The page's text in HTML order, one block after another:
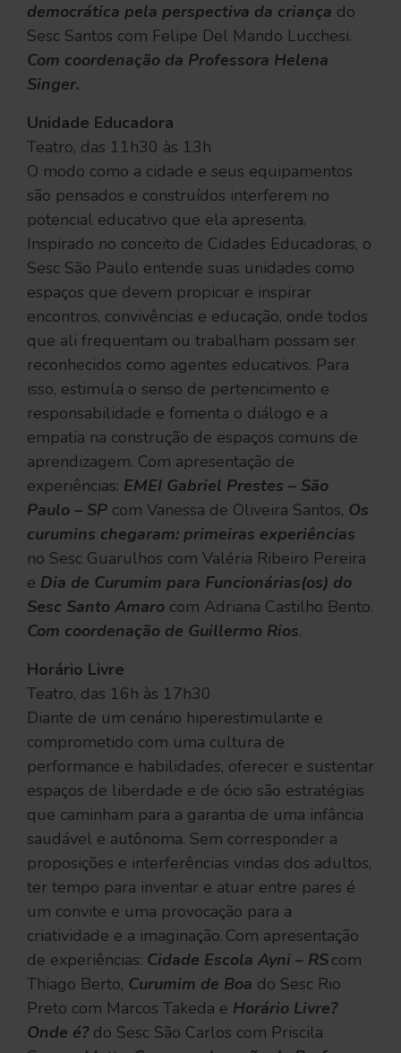
democrática pela perspectiva da criança do
Sesc Santos com Felipe Del Mando Lucchesi.
Com coordenação da Professora Helena
Singer.
Unidade Educadora
Teatro, das 11h30 às 13h
O modo como a cidade e seus equipamentos
são pensados e construídos interferem no
potencial educativo que ela apresenta.
Inspirado no conceito de Cidades Educadoras, o
Sesc São Paulo entende suas unidades como
espaços que devem propiciar e inspirar
encontros, convivências e educação, onde todos
que ali frequentam ou trabalham possam ser
reconhecidos como agentes educativos. Para
isso, estimula o senso de pertencimento e
responsabilidade e fomenta o diálogo e a
empatia na construção de espaços comuns de
aprendizagem. Com apresentação de
experiências: EMEI Gabriel Prestes – São
Paulo – SP com Vanessa de Oliveira Santos, Os
curumins chegaram: primeiras experiências
no Sesc Guarulhos com Valéria Ribeiro Pereira
e Dia de Curumim para Funcionárias(os) do
Sesc Santo Amaro com Adriana Castilho Bento.
Com coordenação de Guillermo Rios.
Horário Livre
Teatro, das 16h às 17h30
Diante de um cenário hiperestimulante e
comprometido com uma cultura de
performance e habilidades, oferecer e sustentar
espaços de liberdade e de ócio são estratégias
que caminham para a garantia de uma infância
saudável e autônoma. Sem corresponder a
proposições e interferências vindas dos adultos,
ter tempo para inventar e atuar entre pares é
um convite e uma provocação para a
criatividade e a imaginação. Com apresentação
de experiências: Cidade Escola Ayni – RScom
Thiago Berto, Curumim de Boa do Sesc Rio
Preto com Marcos Takeda e Horário Livre?
Onde é? do Sesc São Carlos com Priscila